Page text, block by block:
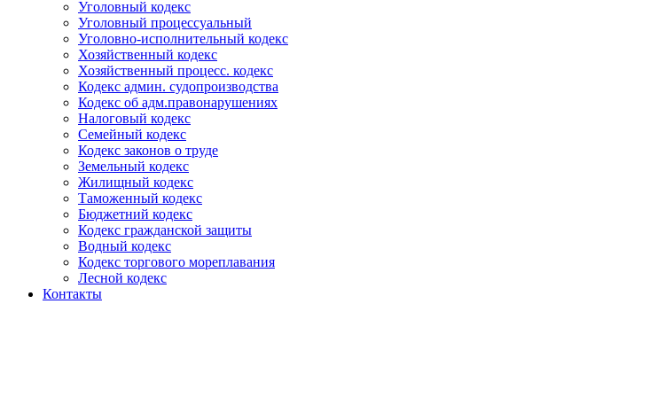
Уголовный кодекс
Уголовный процессуальный
Уголовно-исполнительный кодекс
Хозяйственный кодекс
Хозяйственный процесс. кодекс
Кодекс админ. судопроизводства
Кодекс об адм.правонарушениях
Налоговый кодекс
Семейный кодекс
Кодекс законов о труде
Земельный кодекс
Жилищный кодекс
Таможенный кодекс
Бюджетний кодекс
Кодекс гражданской защиты
Водный кодекс
Кодекс торгового мореплавания
Лесной кодекс
Контакты